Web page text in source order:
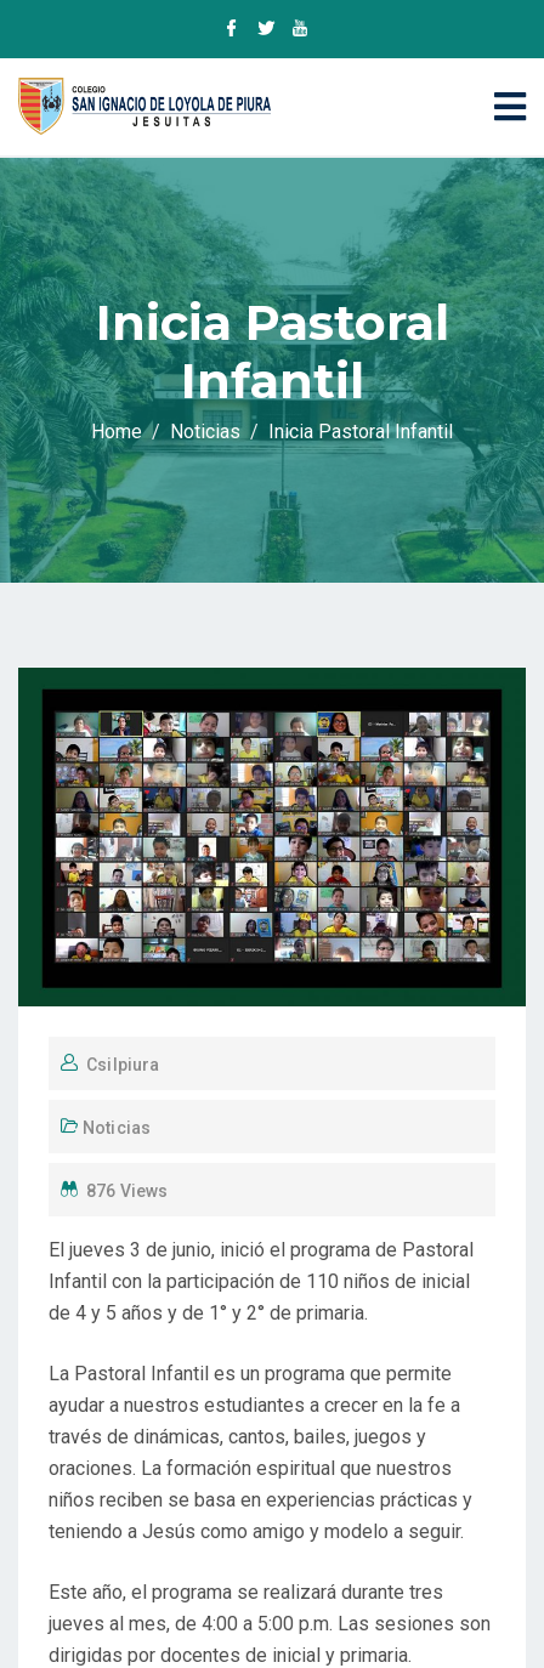
Inicia Pastoral
Infantil
Home Noticias Inicia Pastoral Infantil
Csilpiura
Noticias
876 Views
El jueves 3 de junio, inició el programa de Pastoral
Infantil con la participación de 110 niños de inicial
de 4 y 5 años y de 1° y 2° de primaria.
La Pastoral Infantil es un programa que permite
ayudar a nuestros estudiantes a crecer en la fe a
través de dinámicas, cantos, bailes, juegos y
oraciones. La formación espiritual que nuestros
niños reciben se basa en experiencias prácticas y
teniendo a Jesús como amigo y modelo a seguir.
Este año, el programa se realizará durante tres
jueves al mes, de 4:00 a 5:00 p.m. Las sesiones son
dirigidas por docentes de inicial y primaria.